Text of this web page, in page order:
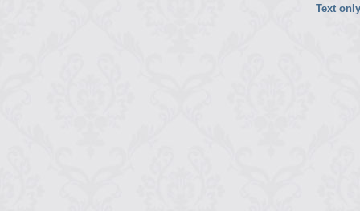
Text